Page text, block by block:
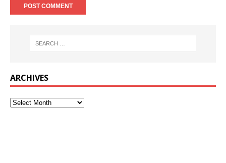
ARCHIVES